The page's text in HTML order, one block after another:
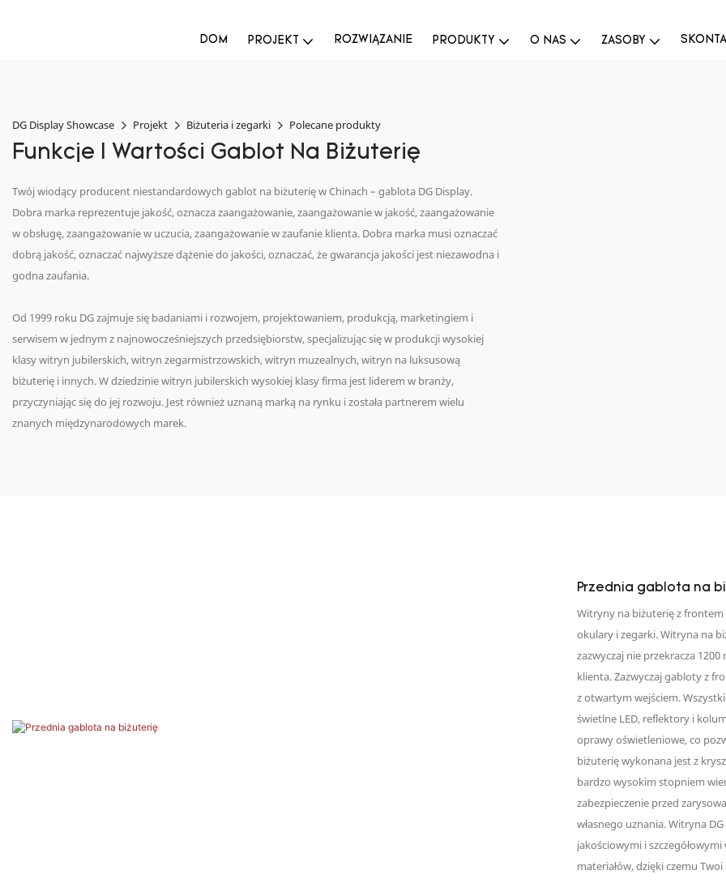
DOM PROJEKT ROZWIĄZANIE PRODUKTY O NAS ZASOBY
DG Display Showcase Projekt Biżuteria i zegarki Polecane produkty
Funkcje I Wartości Gablot Na Biżuterię
Twój wiodący producent niestandardowych gablot na biżuterię w Chinach – gablota DG Display.
Dobra marka reprezentuje jakość, oznacza zaangażowanie, zaangażowanie w jakość, zaangażowanie
w obsługę, zaangażowanie w uczucia, zaangażowanie w zaufanie klienta. Dobra marka musi oznaczać
dobrą jakość, oznaczać najwyższe dążenie do jakości, oznaczać, że gwarancja jakości jest niezawodna i
godna zaufania.
Od 1999 roku DG zajmuje się badaniami i rozwojem, projektowaniem, produkcją, marketingiem i
serwisem w jednym z najnowocześniejszych przedsiębiorstw, specjalizując się w produkcji wysokiej
klasy witryn jubilerskich, witryn zegarmistrzowskich, witryn muzealnych, witryn na luksusową
biżuterię i innych. W dziedzinie witryn jubilerskich wysokiej klasy firma jest liderem w branży,
przyczyniając się do jej rozwoju. Jest również uznaną marką na rynku i została partnerem wielu
znanych międzynarodowych marek.
Przednia gablota na
Witryny na biżuterię z
okulary i zegarki. Witryna na
zazwyczaj nie przekracza
klienta. Zazwyczaj gabloty z
z otwartym wejściem.
świetlne LED, reflektory i
oprawy oświetleniowe, co
biżuterię wykonana jest z
bardzo wysokim stopniem
zabezpieczenie przed
własnego uznania. Witryna
jakościowymi i
materiałów, dzięki czemu